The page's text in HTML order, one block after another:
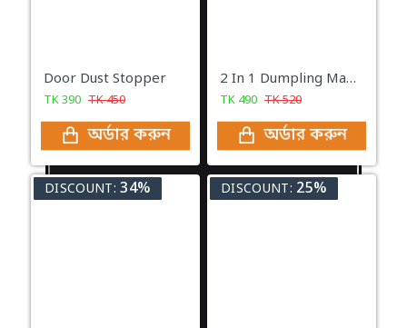
Door Dust Stopper
TK390 TK450
অর্ডার করুন
2 In 1 Dumpling Maker
TK 490 TK520
অর্ডার করুন
DISCOUNT: 34% DISCOUNT: 25%